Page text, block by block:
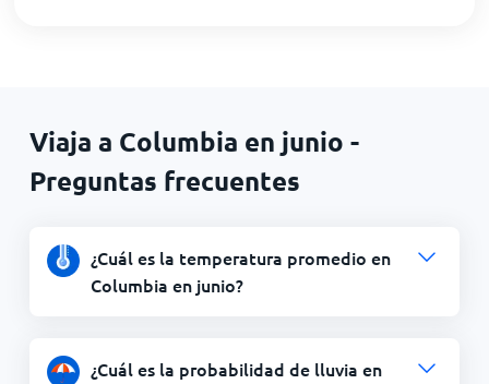
Viaja a Columbia en junio -
Preguntas frecuentes
¿Cuál es la temperatura promedio en
Columbia en junio?
¿Cuál es la probabilidad de lluvia en